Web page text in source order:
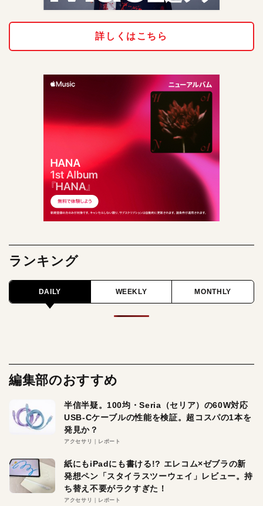
詳しくはこちら
ランキング
DAILY WEEKLY MONTHLY
編集部のおすすめ
半信半疑。100均・Seria（セリア）の60W対応
USB-Cケーブルの性能を検証。超コスパの1本を
発見か？
アクセサリ レポート
紙にもiPadにも書ける!? エレコム×ゼブラの新
発想ペン「スタイラスツーウェイ」レビュー。持
ち替え不要がラクすぎた！
アクセサリ レポート